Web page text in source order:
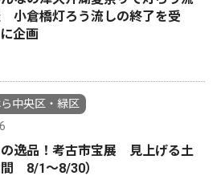
小倉橋灯ろう流しの終了を受
企画
中央区・緑区
逸品！考古市宝展 見上げる土
8/1〜8/30）